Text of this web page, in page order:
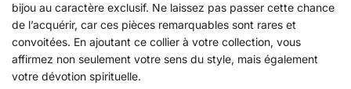
bijou au caractère exclusif. Ne laissez pas passer cette chance
de l’acquérir, car ces pièces remarquables sont rares et
convoitées. En ajoutant ce collier à votre collection, vous
affirmez non seulement votre sens du style, mais également
votre dévotion spirituelle.